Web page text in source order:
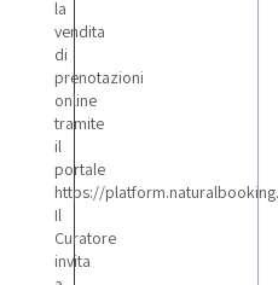
la
vendita
di
prenotazioni
online
tramite
il
portale
https://
Il
Curatore
invita